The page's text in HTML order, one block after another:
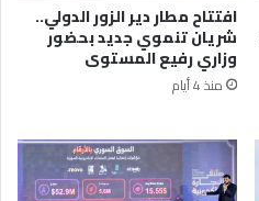
افتتاح مطار دير الزور الدولي..
شريان تنموي جديد بحضور
وزاري رفيع المستوى
منذ 4 أيام